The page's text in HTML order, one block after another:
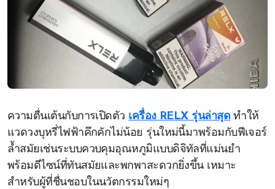
ความตื่นเต้นกับการเปิดตัว เครื่อง RELX รุ่นล่าสุด ทำให้
แวดวงบุหรี่ไฟฟ้าคึกคักไม่น้อย รุ่นใหม่นี้มาพร้อมกับฟีเจอร์
ล้ำสมัยเช่นระบบควบคุมอุณหภูมิแบบดิจิทัลที่แม่นยำ
พร้อมดีไซน์ที่ทันสมัยและพกพาสะดวกยิ่งขึ้น เหมาะ
สำหรับผู้ที่ชื่นชอบในนวัตกรรมใหม่ๆ